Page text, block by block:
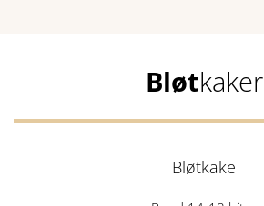
Bløtkaker
Bløtkake